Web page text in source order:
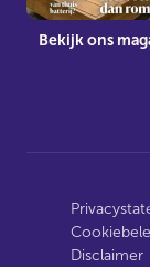
Bekijk ons
Disclaimer